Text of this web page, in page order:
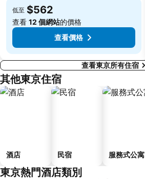
低至 $562
查看 12 個網站的價格
查看價格
查看東京所有住宿
其他東京住宿
酒店 民宿 服務式公寓
東京熱門酒店類別